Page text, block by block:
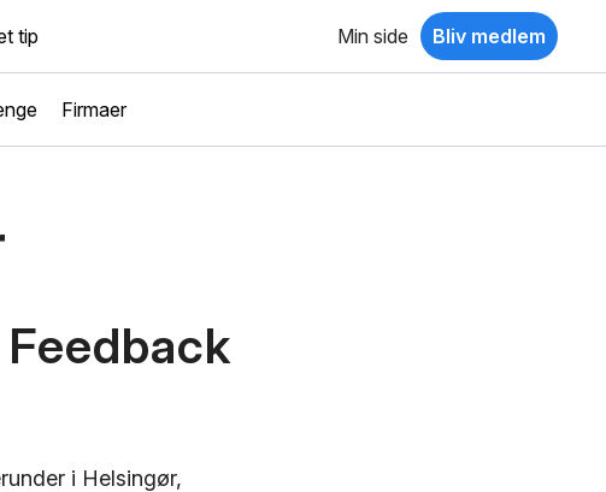
tip Min side Bliv medlem
Firmaer
i Helsingør,